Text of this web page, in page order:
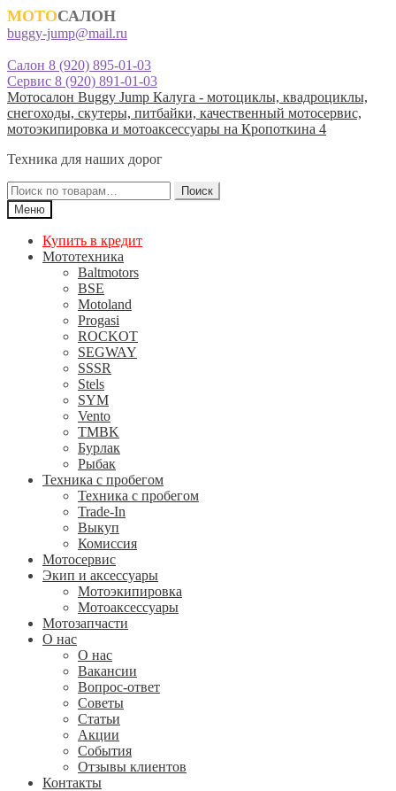
МОТОСАЛОН
buggy-jump@mail.ru
Салон 8 (920) 895-01-03
Сервис 8 (920) 891-01-03
Перейти
к
навигации
Перейти
к
содержимому
Мотосалон Buggy Jump Калуга - мотоциклы, квадроциклы,
снегоходы, скутеры, питбайки, качественный мотосервис,
мотоэкипировка и мотоаксессуары на Кропоткина 4
Техника для наших дорог
Искать:
Поиск
Меню
Купить в кредит
Мототехника
Baltmotors
BSE
Motoland
Progasi
ROCKOT
SEGWAY
SSSR
Stels
SYM
Vento
TMBK
Бурлак
Рыбак
Техника с пробегом
Техника с пробегом
Trade-In
Выкуп
Комиссия
Мотосервис
Экип и аксессуары
Мотоэкипировка
Мотоаксессуары
Мотозапчасти
О нас
О нас
Вакансии
Вопрос-ответ
Советы
Статьи
Акции
События
Отзывы клиентов
Контакты